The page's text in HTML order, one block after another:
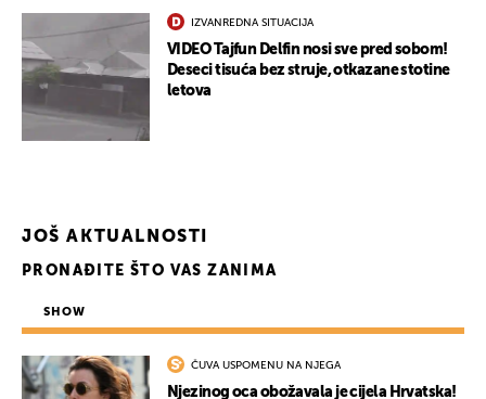
IZVANREDNA SITUACIJA
VIDEO Tajfun Delfin nosi sve pred sobom!
Deseci tisuća bez struje, otkazane stotine
letova
JOŠ AKTUALNOSTI
PRONAĐITE ŠTO VAS ZANIMA
SHOW
ČUVA USPOMENU NA NJEGA
Njezinog oca obožavala je cijela Hrvatska!